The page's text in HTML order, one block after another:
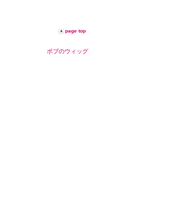
page top
ボブのウィッグ